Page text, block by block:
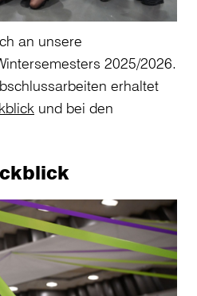
an unsere
2025/2026.
erhaltet
und bei den